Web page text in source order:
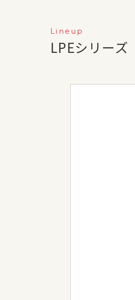
Lineup
LPEシリーズ